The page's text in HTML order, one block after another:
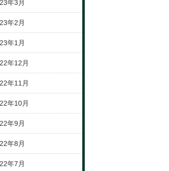
年3月
年2月
年1月
年12月
年11月
年10月
年9月
年8月
年7月